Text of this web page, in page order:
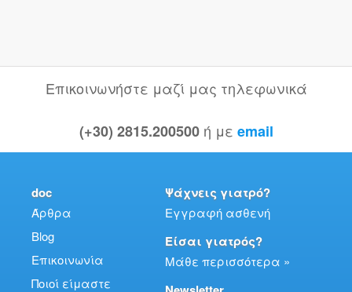
Επικοινωνήστε μαζί μας τηλεφωνικά
(+30) 2815.200500 ή με email
doc
Άρθρα
Blog
Επικοινωνία
Ποιοί είμαστε
Ψάχνεις γιατρό?
Εγγραφή ασθενή
Είσαι γιατρός?
Μάθε περισσότερα »